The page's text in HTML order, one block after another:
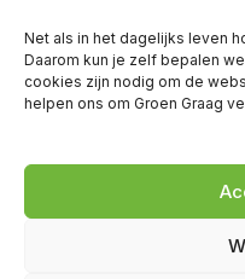
Net als in het dagelijks leven
Daarom kun je zelf bepalen
cookies zijn nodig om de
helpen ons om Groen Graag
Ervaringen